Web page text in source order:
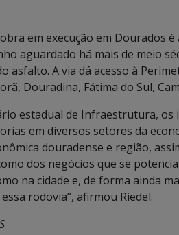
em execução em Dourados
aguardado há mais de meio
asfalto. A via dá acesso à
Douradina, Fátima do Sul,
estadual de Infraestrutura,
em diversos setores da
douradense e região,
dos negócios que se
na cidade e, de forma ainda
rodovia”, afirmou Riedel.